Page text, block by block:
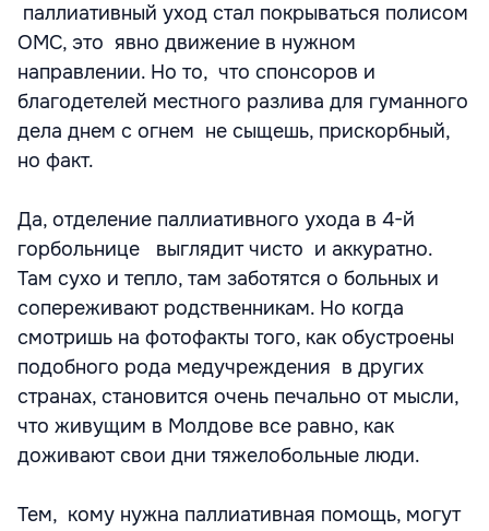
паллиативный уход стал покрываться полисом
ОМС, это явно движение в нужном
направлении. Но то, что спонсоров и
благодетелей местного разлива для гуманного
дела днем с огнем не сыщешь, прискорбный,
но факт.
Да, отделение паллиативного ухода в 4-й
горбольнице выглядит чисто и аккуратно.
Там сухо и тепло, там заботятся о больных и
сопереживают родственникам. Но когда
смотришь на фотофакты того, как обустроены
подобного рода медучреждения в других
странах, становится очень печально от мысли,
что живущим в Молдове все равно, как
доживают свои дни тяжелобольные люди.
Тем, кому нужна паллиативная помощь, могут